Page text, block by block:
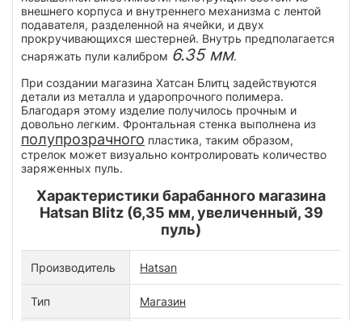
внешнего корпуса и внутреннего механизма с лентой
подавателя, разделенной на ячейки, и двух
прокручивающихся шестерней. Внутрь предполагается
снаряжать пули калибром 6.35 мм.
При создании магазина Хатсан Блитц задействуются
детали из металла и ударопрочного полимера.
Благодаря этому изделие получилось прочным и
довольно легким. Фронтальная стенка выполнена из
полупрозрачного пластика, таким образом,
стрелок может визуально контролировать количество
заряженных пуль.
Характеристики барабанного магазина
Hatsan Blitz (6,35 мм, увеличенный, 39
пуль)
Производитель Hatsan
Тип Магазин